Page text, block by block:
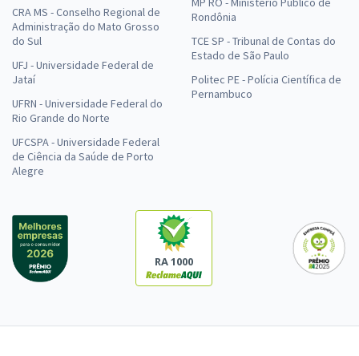
CRA MS - Conselho Regional de
Administração do Mato Grosso
do Sul
UFJ - Universidade Federal de
Jataí
UFRN - Universidade Federal do
Rio Grande do Norte
UFCSPA - Universidade Federal
de Ciência da Saúde de Porto
Alegre
Rondônia
TCE SP - Tribunal de Contas do
Estado de São Paulo
Politec PE - Polícia Científica de
Pernambuco
RA 1000